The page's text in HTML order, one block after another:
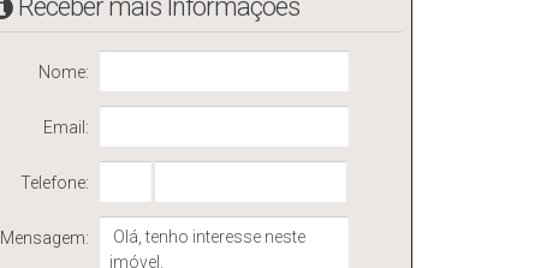
Receber mais Informações
Nome:
Email:
Telefone:
Mensagem: